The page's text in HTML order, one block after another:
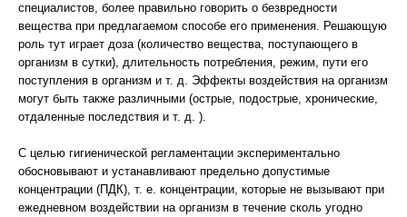
специалистов, более правильно говорить о безвредности
вещества при предлагаемом способе его применения. Решающую
роль тут играет доза (количество вещества, поступающего в
организм в сутки), длительность потребления, режим, пути его
поступления в организм и т. д. Эффекты воздействия на организм
могут быть также различными (острые, подострые, хронические,
отдаленные последствия и т. д. ).
С целью гигиенической регламентации экспериментально
обосновывают и устанавливают предельно допустимые
концентрации (ПДК), т. е. концентрации, которые не вызывают при
ежедневном воздействии на организм в течение сколь угодно